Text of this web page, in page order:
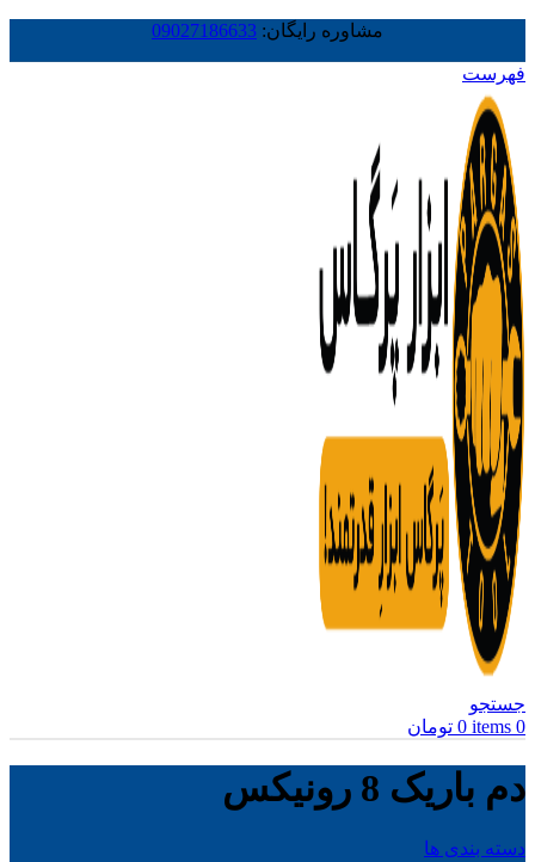
مشاوره رایگان: 09027186633
فهرست
جستجو
0
items
0 تومان
دم باریک 8 رونیکس
دسته بندی ها